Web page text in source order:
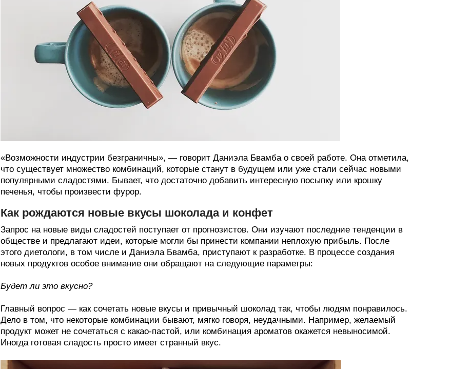
«Возможности индустрии безграничны», — говорит Даниэла Бвамба о своей работе. Она отметила,
что существует множество комбинаций, которые станут в будущем или уже стали сейчас новыми
популярными сладостями. Бывает, что достаточно добавить интересную посыпку или крошку
печенья, чтобы произвести фурор.
Как рождаются новые вкусы шоколада и конфет
Запрос на новые виды сладостей поступает от прогнозистов. Они изучают последние тенденции в
обществе и предлагают идеи, которые могли бы принести компании неплохую прибыль. После
этого диетологи, в том числе и Даниэла Бвамба, приступают к разработке. В процессе создания
новых продуктов особое внимание они обращают на следующие параметры:
Будет ли это вкусно?
Главный вопрос — как сочетать новые вкусы и привычный шоколад так, чтобы людям понравилось.
Дело в том, что некоторые комбинации бывают, мягко говоря, неудачными. Например, желаемый
продукт может не сочетаться с какао-пастой, или комбинация ароматов окажется невыносимой.
Иногда готовая сладость просто имеет странный вкус.